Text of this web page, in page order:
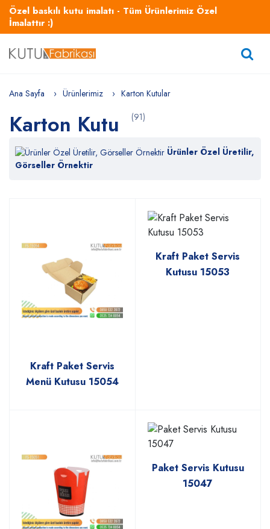
Özel baskılı kutu imalatı - Tüm Ürünlerimiz Özel
İmalattır :)
Ana Sayfa Ürünlerimiz Karton Kutular
Karton Kutu (91)
Ürünler Özel Üretilir,
Görseller Örnektir
Kraft Paket Servis
Menü Kutusu 15054
Kraft Paket Servis
Kutusu 15053
Paket Servis Kutusu
15047